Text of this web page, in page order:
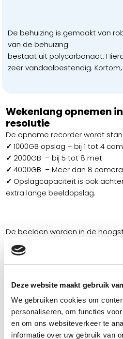
Deze website maakt gebruik
We gebruiken cookies om
personaliseren, om functies
en om ons websiteverkeer te
informatie over uw gebruik van
De behuizing is gemaakt van
van de behuizing
bestaat uit polycarbonaat.
zeer vandaalbestendig.
Wekenlang opnemen
resolutie
De opname recorder wordt
✓ 1000GB opslag – bij 1 tot 4
✓ 2000GB – bij 5 tot 8 met
✓ 4000GB – Meer dan 8
✓ Opslagcapaciteit is ook
extra lange beeldopslag.
De beelden worden in de
veilig opslagen.
Zodra de opslag vol is worden
automatisch
Camera op hek gericht wij
camera of intercom op uw